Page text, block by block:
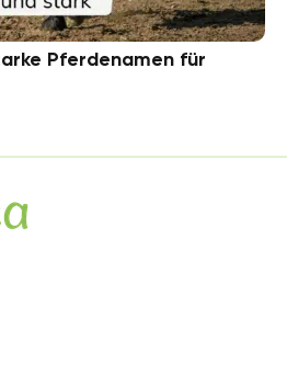
Pferdenamen für